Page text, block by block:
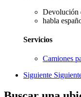
Devolución
habla
Servicios
Camiones
Siguiente